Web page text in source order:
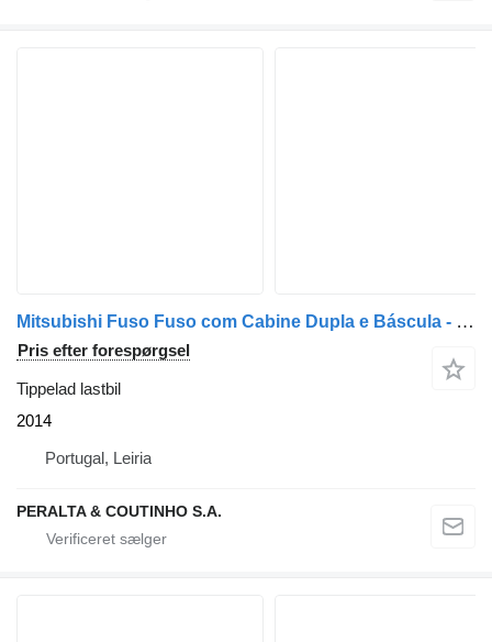
Mitsubishi Fuso Fuso com Cabine Dupla e Báscula - 2014
Pris efter forespørgsel
Tippelad lastbil
2014
Portugal, Leiria
PERALTA & COUTINHO S.A.